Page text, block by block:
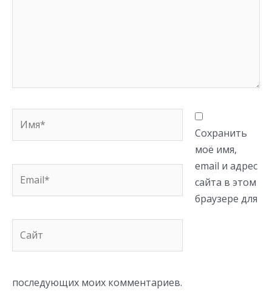
Сохранить
моё имя,
email и адрес
сайта в этом
браузере для
последующих моих комментариев.